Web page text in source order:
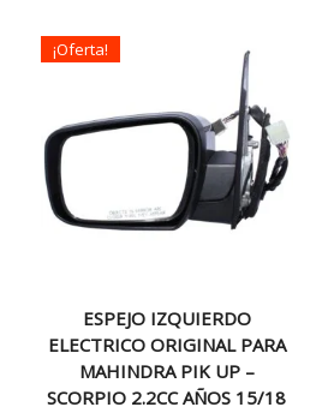
¡Oferta!
ESPEJO IZQUIERDO
ELECTRICO ORIGINAL PARA
MAHINDRA PIK UP –
SCORPIO 2.2CC AÑOS 15/18